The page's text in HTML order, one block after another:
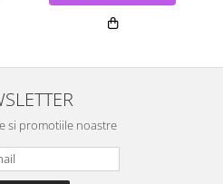
si promotiile noastre